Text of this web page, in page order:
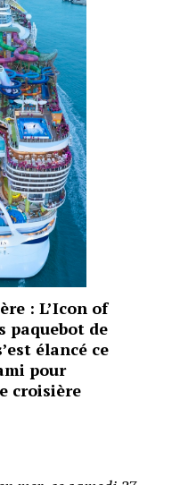
: L’Icon of
paquebot de
élancé ce
pour
croisière